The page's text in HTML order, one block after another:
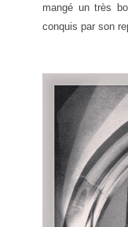
mangé un très
conquis par son